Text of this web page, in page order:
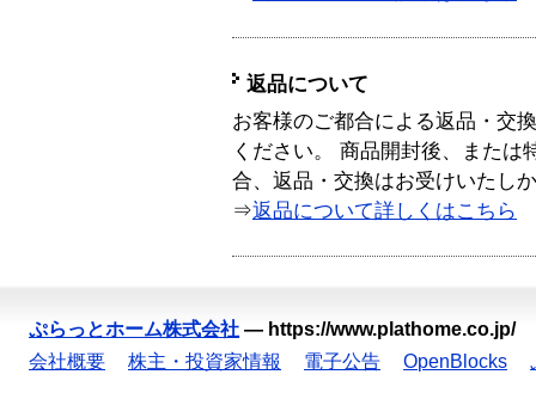
返品について
お客様のご都合による返品・交
ください。 商品開封後、または
合、返品・交換はお受けいたし
⇒返品について詳しくはこちら
ぷらっとホーム株式会社 — https://www.plathome.co.jp/
会社概要
株主・投資家情報 電子公告 OpenBlocks